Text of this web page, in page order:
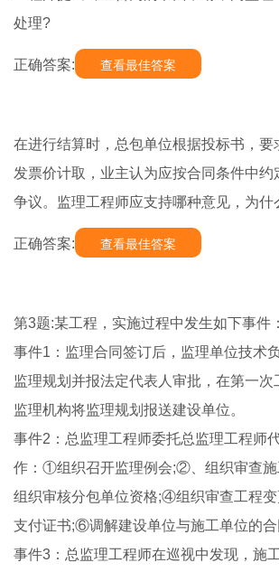
处理?
正确答案: 查看最佳答案
在进行结算时，总包单位根据投标书，要
发票价计取，业主认为应按合同条件中约
争议。监理工程师应支持哪种意见，为什
正确答案: 查看最佳答案
第3题:某工程，实施过程中发生如下事件：
事件1：监理合同签订后，监理单位技术
监理规划并报法定代表人审批，在第一次
监理机构将监理规划报送建设单位。
事件2：总监理工程师委托总监理工程师
作：①组织召开监理例会;②、组织审查施
组织审核分包单位资格;④组织审查工程
支付证书;⑥调解建设单位与施工单位的合
事件3：总监理工程师在巡视中发现，施